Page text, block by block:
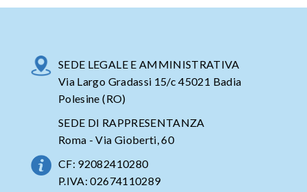
SEDE LEGALE E AMMINISTRATIVA
Via Largo Gradassi 15/c 45021 Badia
Polesine (RO)
SEDE DI RAPPRESENTANZA
Roma - Via Gioberti, 60
CF: 92082410280
P.IVA: 02674110289